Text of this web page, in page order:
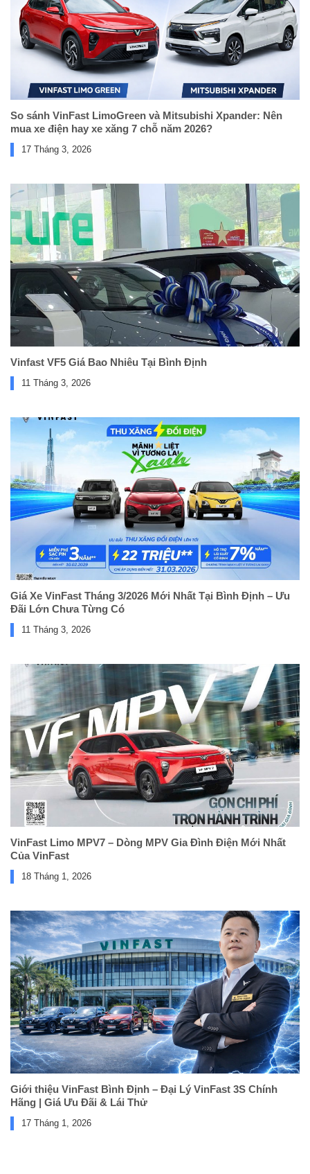
So sánh VinFast LimoGreen và Mitsubishi Xpander: Nên
mua xe điện hay xe xăng 7 chỗ năm 2026?
17 Tháng 3, 2026
Vinfast VF5 Giá Bao Nhiêu Tại Bình Định
11 Tháng 3, 2026
Giá Xe VinFast Tháng 3/2026 Mới Nhất Tại Bình Định – Ưu
Đãi Lớn Chưa Từng Có
11 Tháng 3, 2026
VinFast Limo MPV7 – Dòng MPV Gia Đình Điện Mới Nhất
Của VinFast
18 Tháng 1, 2026
Giới thiệu VinFast Bình Định – Đại Lý VinFast 3S Chính
Hãng | Giá Ưu Đãi & Lái Thử
17 Tháng 1, 2026